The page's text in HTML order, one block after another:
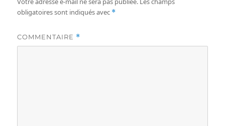
obligatoires sont indiqués avec *
COMMENTAIRE *